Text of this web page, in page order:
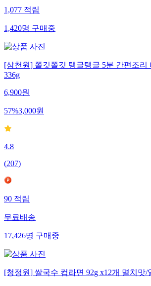
1,077 적립
1,420명 구매중
[삼천원] 쫄깃쫄깃 탱글탱글 5분 간편조리
336g
6,900원
57%3,000원
4.8
(207)
90 적립
무료배송
17,426명 구매중
[청정원] 쌀국수 컵라면 92g x12개 멸치맛/